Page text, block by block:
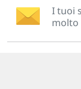
I tuoi
molto